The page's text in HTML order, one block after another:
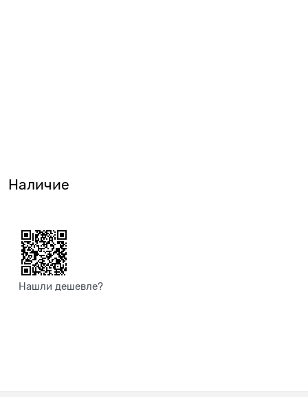
Наличие
Нашли дешевле?